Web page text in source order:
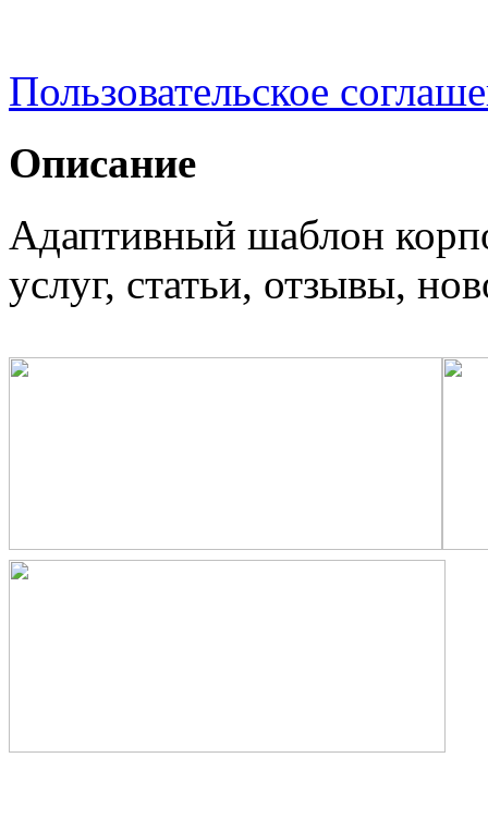
Пользовательское
Описание
Адаптивный шаблон
услуг, статьи, отзывы,